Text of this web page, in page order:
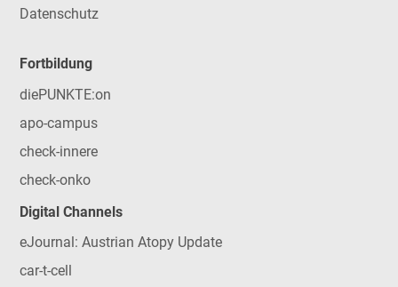
Datenschutz
Fortbildung
diePUNKTE:on
apo-campus
check-innere
check-onko
Digital Channels
eJournal: Austrian Atopy Update
car-t-cell